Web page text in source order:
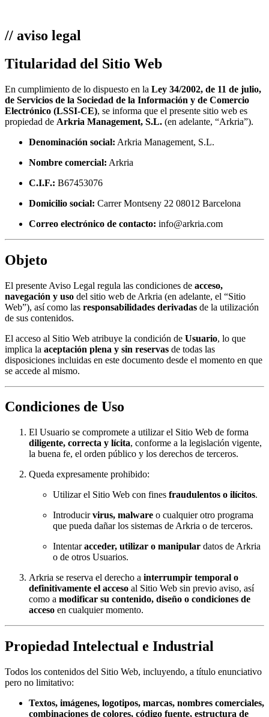
// aviso legal
Titularidad del Sitio Web
En cumplimiento de lo dispuesto en la Ley 34/2002, de 11 de julio,
de Servicios de la Sociedad de la Información y de Comercio
Electrónico (LSSI-CE), se informa que el presente sitio web es
propiedad de Arkria Management, S.L. (en adelante, “Arkria”).
Denominación social: Arkria Management, S.L.
Nombre comercial: Arkria
C.I.F.: B67453076
Domicilio social: Carrer Montseny 22 08012 Barcelona
Correo electrónico de contacto: info@arkria.com
Objeto
El presente Aviso Legal regula las condiciones de acceso,
navegación y uso del sitio web de Arkria (en adelante, el “Sitio
Web”), así como las responsabilidades derivadas de la utilización
de sus contenidos.
El acceso al Sitio Web atribuye la condición de Usuario, lo que
implica la aceptación plena y sin reservas de todas las
disposiciones incluidas en este documento desde el momento en que
se accede al mismo.
Condiciones de Uso
El Usuario se compromete a utilizar el Sitio Web de forma
diligente, correcta y lícita, conforme a la legislación vigente,
la buena fe, el orden público y los derechos de terceros.
Queda expresamente prohibido:
Utilizar el Sitio Web con fines fraudulentos o ilícitos.
Introducirvirus, malware o cualquier otro programa
que pueda dañar los sistemas de Arkria o de terceros.
Intentaracceder, utilizar o manipular datos de Arkria
o de otros Usuarios.
Arkria se reserva el derecho a interrumpir temporal o
definitivamente el acceso al Sitio Web sin previo aviso, así
como a modificar su contenido, diseño o condiciones de
acceso en cualquier momento.
Propiedad Intelectual e Industrial
Todos los contenidos del Sitio Web, incluyendo, a título enunciativo
pero no limitativo:
Textos, imágenes, logotipos, marcas, nombres comerciales,
combinaciones de colores, código fuente, estructura de